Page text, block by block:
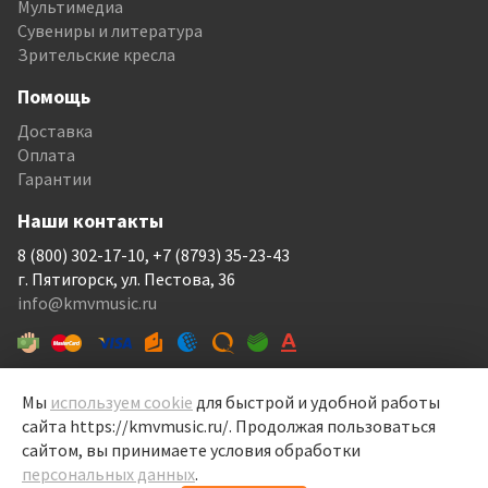
Мультимедиа
Сувениры и литература
Зрительские кресла
Помощь
Доставка
Оплата
Гарантии
Наши контакты
8 (800) 302-17-10, +7 (8793) 35-23-43
г. Пятигорск, ул. Пестова, 36
info@kmvmusic.ru
КМВ Мьюзик © 1999-2026
Перелицовка сайта —Рекламный контент, 2022
Мы используем cookie для быстрой и удобной работы
сайта https://kmvmusic.ru/. Продолжая пользоваться
сайтом, вы принимаете условия обработки
персональных данных.